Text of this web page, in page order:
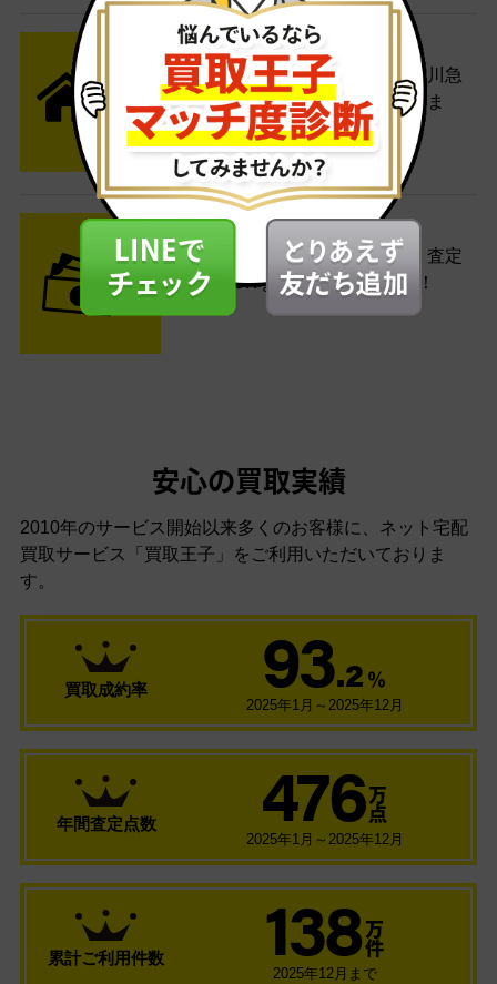
STEP2 発送
送料無料でご自宅から発送！佐川急
便がご自宅まで引き取りに伺いま
す。
STEP3 ご入金
査定結果はメールでお知らせ。査定
結果がOKなら金額をお支払い！
安心の買取実績
2010年のサービス開始以来多くのお客様に、 ネット宅配
買取サービス「買取王子」をご利用いただいておりま
す。
買取成約率 93.2 ％
2025年1月～2025年12月
年間査定点数 476 万
点
2025年1月～2025年12月
累計ご利用件数 138 万
件
2025年12月まで